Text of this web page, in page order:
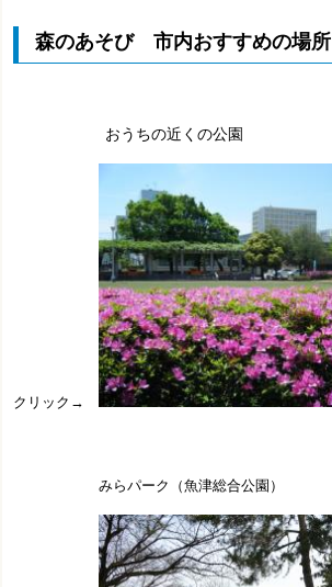
森のあそび 市内おすすめの場所
おうちの近くの公園
クリック→
みらパーク（魚津総合公園）